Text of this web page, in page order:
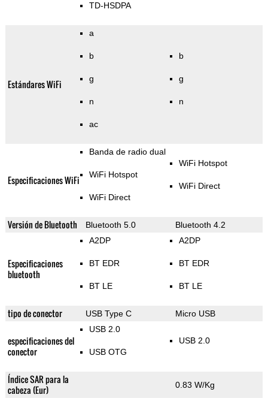
TD-HSDPA
Estándares WiFi
a
b
g
n
ac
b
g
n
Especificaciones WiFi
Banda de radio dual
WiFi Hotspot
WiFi Direct
WiFi Hotspot
WiFi Direct
Versión de Bluetooth Bluetooth 5.0 Bluetooth 4.2
Especificaciones
bluetooth
A2DP
BT EDR
BT LE
A2DP
BT EDR
BT LE
tipo de conector USB Type C Micro USB
especificaciones del
conector
USB 2.0
USB OTG
USB 2.0
Índice SAR para la
cabeza (Eur)
0.83 W/Kg